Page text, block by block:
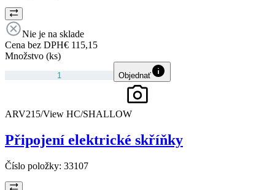
Nie je na sklade
Cena bez DPH€ 115,15
Množstvo (ks)
Objednať
ARV215/View HC/SHALLOW
Připojení elektrické skříňky
Číslo položky: 33107